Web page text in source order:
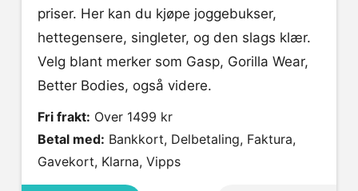
priser. Her kan du kjøpe joggebukser,
hettegensere, singleter, og den slags klær.
Velg blant merker som Gasp, Gorilla Wear,
Better Bodies, også videre.
Fri frakt: Over 1499 kr
Betal med:
Gavekort, Klarna, Vipps